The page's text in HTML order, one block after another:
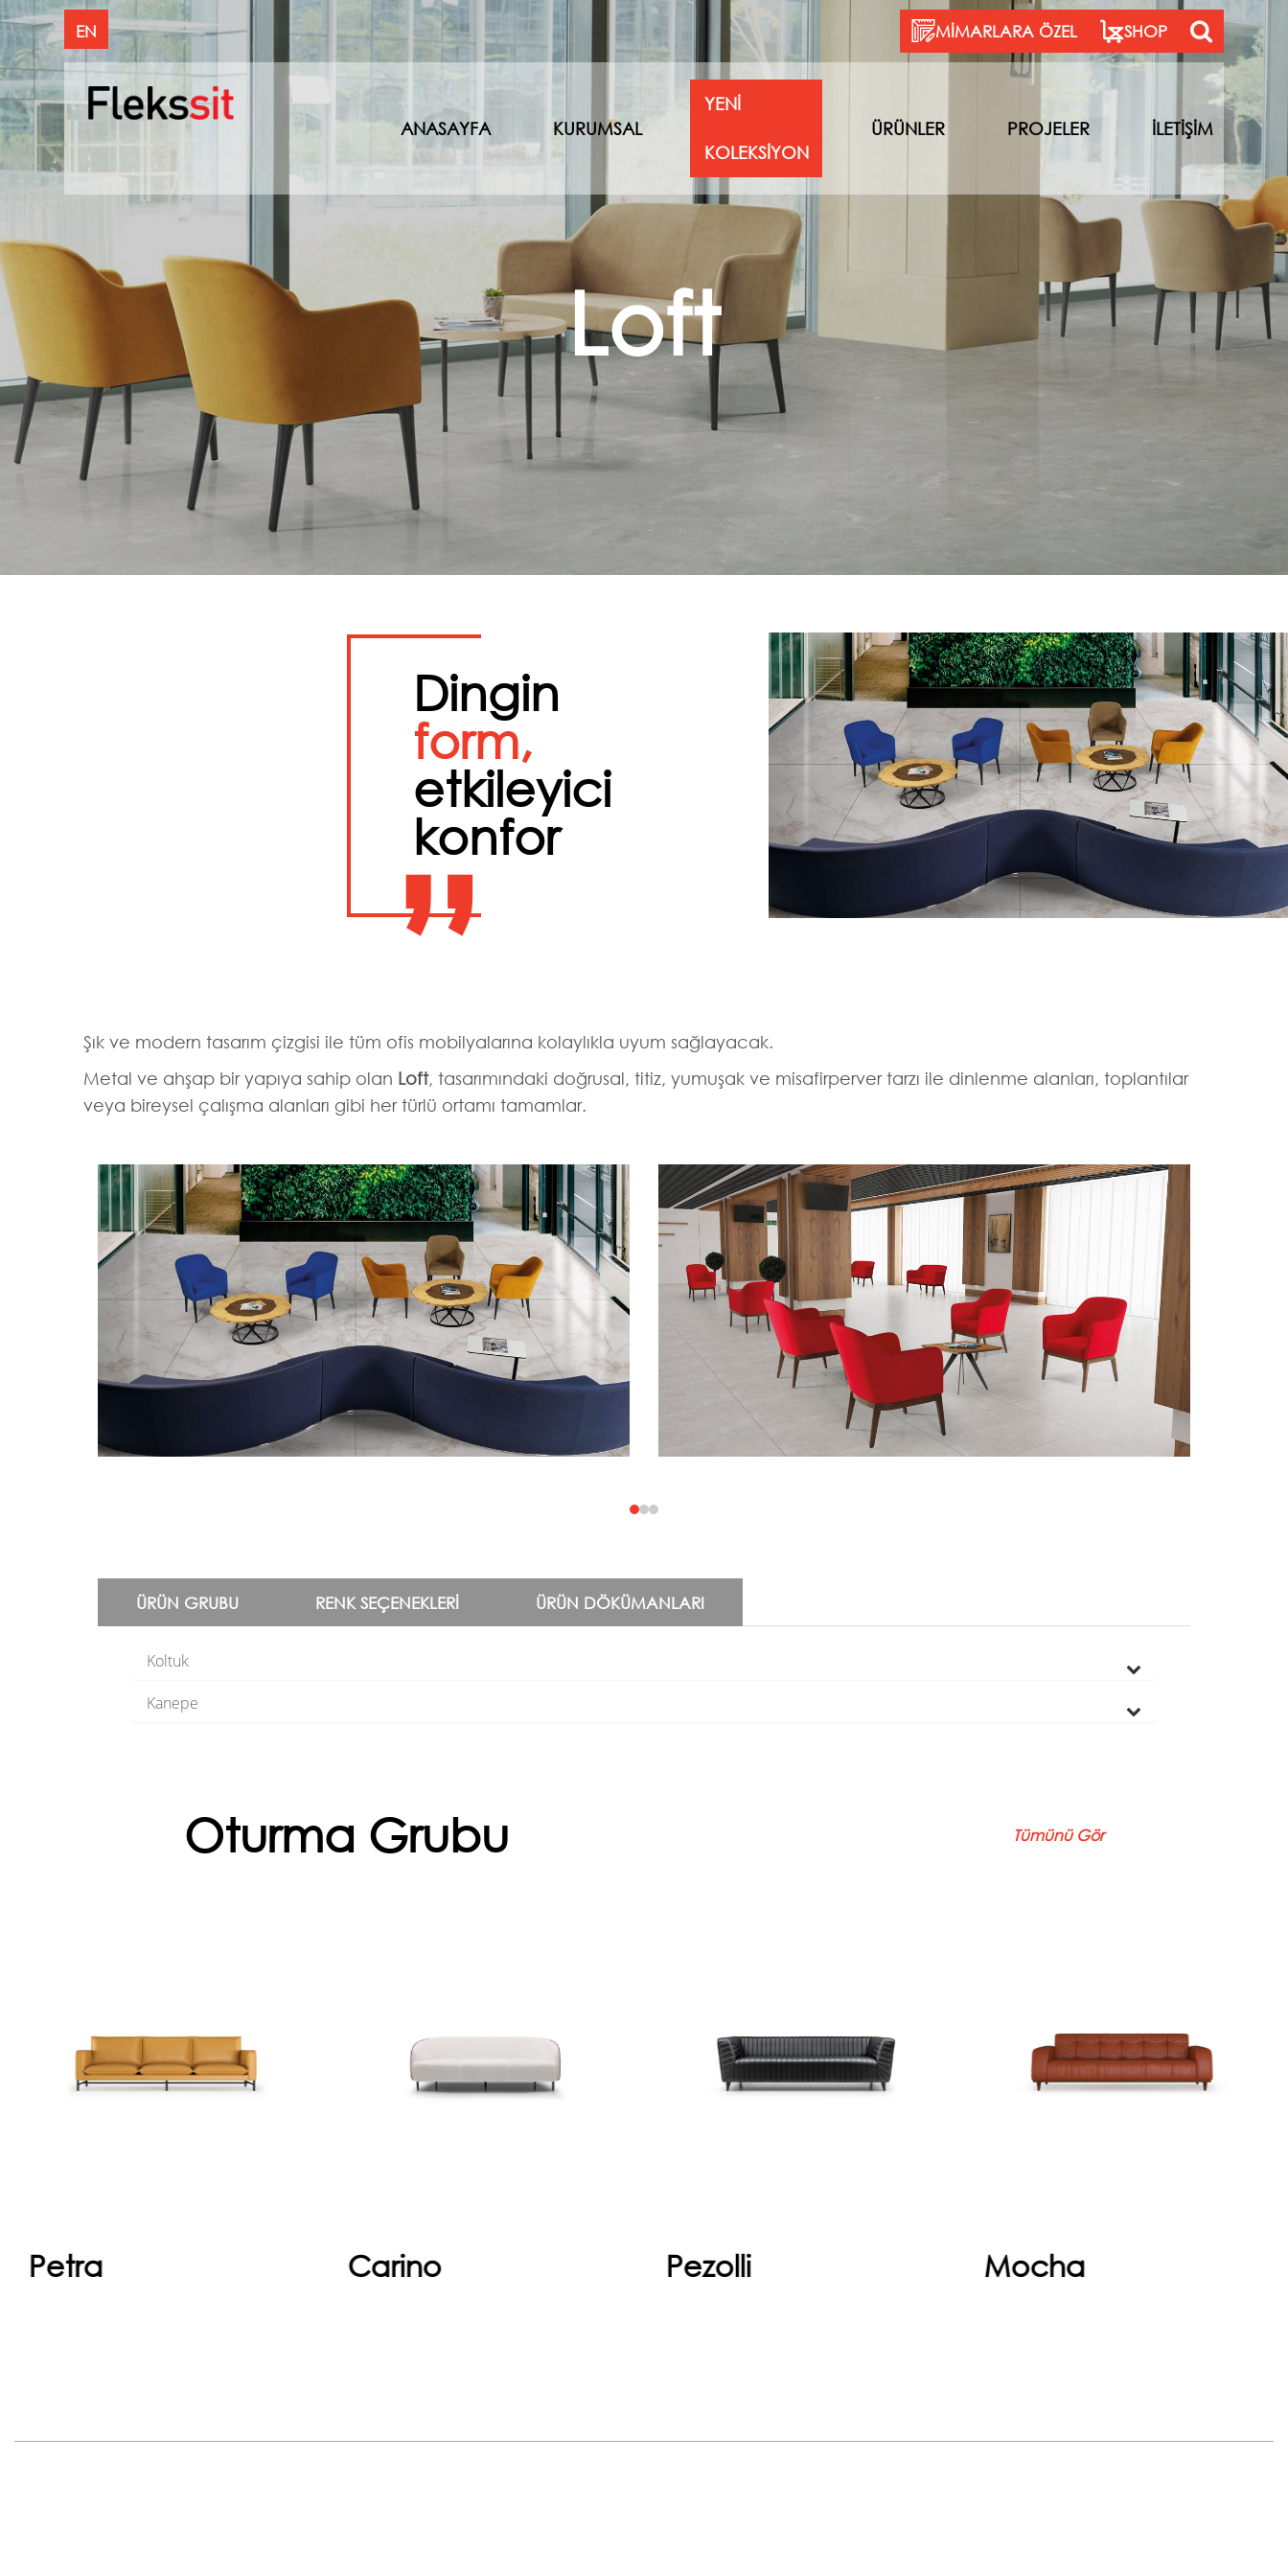
EN MİMARLARA ÖZEL SHOP
ANASAYFA KURUMSAL
YENİ
KOLEKSİYON
ÜRÜNLER PROJELER İLETİŞİM
Loft
Dingin
form,
etkileyici
konfor
”
Şık ve modern tasarım çizgisi ile tüm ofis mobilyalarına kolaylıkla uyum sağlayacak.
Metal ve ahşap bir yapıya sahip olan Loft, tasarımındaki doğrusal, titiz, yumuşak ve misafirperver tarzı ile dinlenme alanları, toplantılar
veya bireysel çalışma alanları gibi her türlü ortamı tamamlar.
ÜRÜN GRUBU RENK SEÇENEKLERI ÜRÜN DÖKÜMANLARI
Koltuk
Kanepe
Oturma Grubu Tümünü Gör
Petra
katan ofis oturma grubu, şık
çizgileri ve konfor odaklı
yapısıyla yönetici ofisleri,
Carino
konforlu yapısıyla giriş alanlarınızı
bir deneyim noktasına
dönüştürüyor.
Pezolli
yapısıyla Pezolli, misafirlerinizi
konforla karşılamanızı sağlar.
Dayanıklı malzeme, şık detaylar
Mocha
etkileyici bir duruş sergileyen
Mocha, ofisinizde hem görsel
hem duygusal bir denge yarat...